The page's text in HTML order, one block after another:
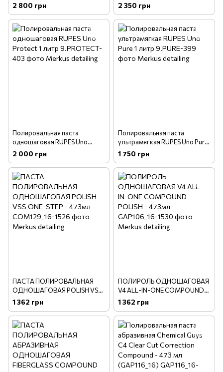
2 800 грн 2 350 грн
Полировальная паста
одношаговая RUPES Uno
Protect 1 литр
2 000 грн
Полировальная паста
ультрамягкая RUPES Uno Pure
1 литр
1 750 грн
ПАСТА ПОЛИРОВАЛЬНАЯ
ОДНОШАГОВАЯ POLISH VSS
ONE-STEP - 473мл
1 362 грн
ПОЛИРОЛЬ ОДНОШАГОВАЯ
V4 ALL-IN-ONE COMPOUND
POLISH - 473мл
1 362 грн